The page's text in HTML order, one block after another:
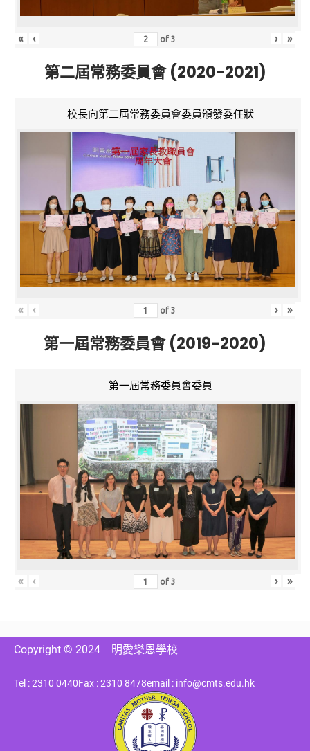
« ‹ of3 › »
第二屆常務委員會 (2020-2021)
校長向第二屆常務委員會委員頒發委任狀
« ‹ of3 › »
第一屆常務委員會 (2019-2020)
第一屆常務委員會委員
« ‹ of3 › »
Copyright © 2024 明愛樂恩學校
Tel : 2310 0440Fax : 2310 8478email : info@cmts.edu.hk